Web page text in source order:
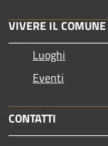
VIVERE IL COMUNE
Luoghi
Eventi
CONTATTI